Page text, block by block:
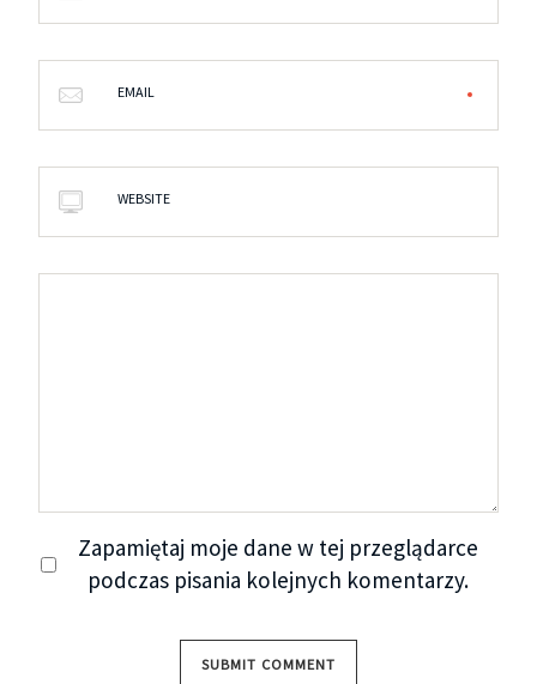
EMAIL
WEBSITE
Zapamiętaj moje dane w tej przeglądarce
podczas pisania kolejnych komentarzy.